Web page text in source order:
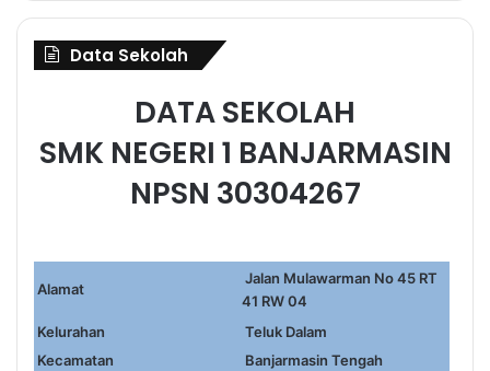
Data Sekolah
DATA SEKOLAH
SMK NEGERI 1 BANJARMASIN
NPSN 30304267
Alamat
Jalan Mulawarman No 45 RT
41 RW 04
Kelurahan
Teluk Dalam
Kecamatan
Banjarmasin Tengah